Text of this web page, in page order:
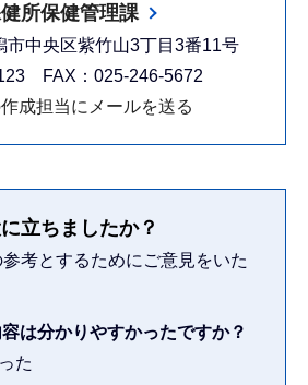
所保健管理課
中央区紫竹山3丁目3番11号
FAX：025-246-5672
成担当にメールを送る
立ちましたか？
考とするためにご意見をいた
は分かりやすかったですか？
た